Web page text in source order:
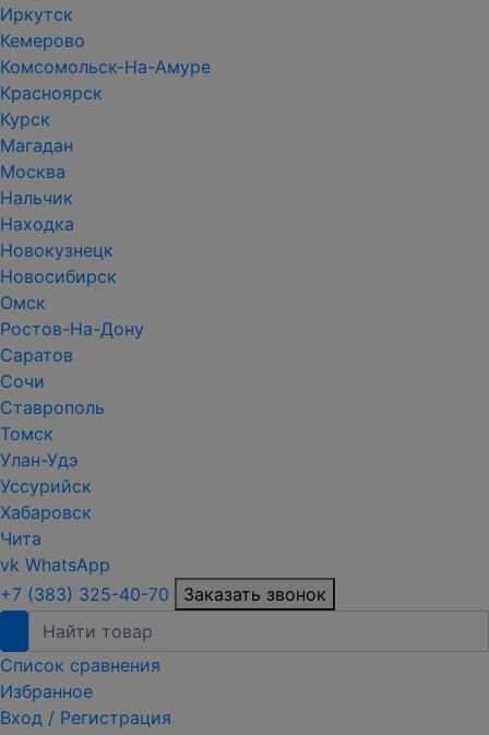
Иркутск
Кемерово
Комсомольск-На-Амуре
Красноярск
Курск
Магадан
Москва
Нальчик
Находка
Новокузнецк
Новосибирск
Омск
Ростов-На-Дону
Саратов
Сочи
Ставрополь
Томск
Улан-Удэ
Уссурийск
Хабаровск
Чита
vk WhatsApp
+7 (383) 325-40-70
Заказать звонок
Список сравнения
Избранное
Вход / Регистрация